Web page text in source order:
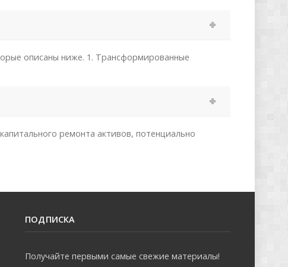
описаны ниже. 1. Трансформированные
ремонта активов, потенциально
ПОДПИСКА
Получайте первыми самые свежие материалы!